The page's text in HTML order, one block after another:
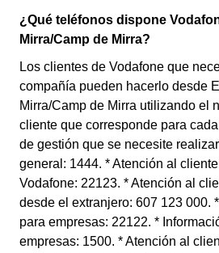
¿Qué teléfonos dispone
Mirra/Camp de Mirra?
Los clientes de Vodafone que
compañía pueden hacerlo desde
Mirra/Camp de Mirra utilizando el
cliente que corresponde para
de gestión que se necesite
general: 1444. * Atención al
Vodafone: 22123. * Atención al
desde el extranjero: 607 123 000.
para empresas: 22122. *
empresas: 1500. * Atención al